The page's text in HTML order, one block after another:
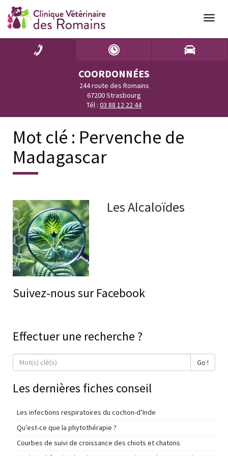
COORDONNÉES
244 route des Romains
67200 Strasbourg
Tél : 03 88 12 22 44
Mot clé : Pervenche de
Madagascar
Les Alcaloïdes
Suivez-nous sur Facebook
Effectuer une recherche ?
Go !
Les dernières fiches conseil
Les infections respiratoires du cochon-d’Inde
Qu’est-ce que la phytothérapie ?
Courbes de suivi de croissance des chiots et chatons